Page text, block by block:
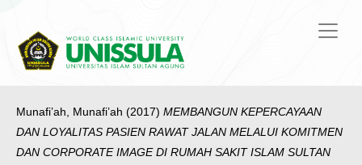
Munafi’ah, Munafi’ah (2017) MEMBANGUN KEPERCAYAAN
DAN LOYALITAS PASIEN RAWAT JALAN MELALUI KOMITMEN
DAN CORPORATE IMAGE DI RUMAH SAKIT ISLAM SULTAN